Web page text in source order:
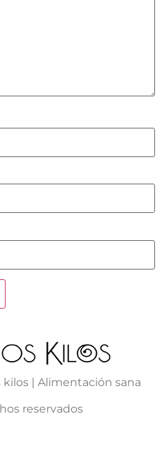
| Alimentación sana
reservados